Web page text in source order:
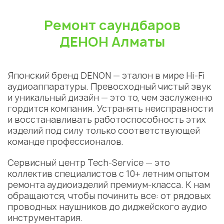
Ремонт саундбаров
ДЕНОН Алматы
Японский бренд DENON — эталон в мире Hi-Fi
аудиоаппаратуры. Превосходный чистый звук
и уникальный дизайн — это то, чем заслуженно
гордится компания. Устранять неисправности
и восстанавливать работоспособность этих
изделий под силу только соответствующей
команде профессионалов.
Сервисный центр Tech-Service — это
коллектив специалистов с 10+ летним опытом
ремонта аудиоизделий премиум-класса. К нам
обращаются, чтобы починить все: от рядовых
проводных наушников до диджейского аудио
инструментария.